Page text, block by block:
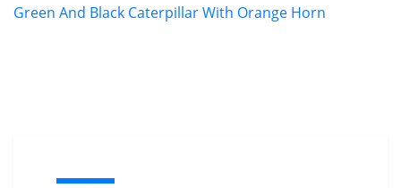
Green And Black Caterpillar With Orange Horn